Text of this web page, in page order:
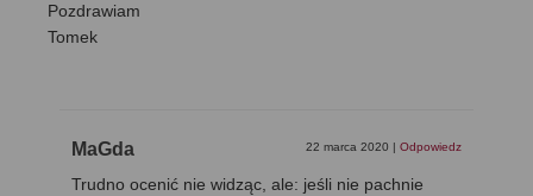
Pozdrawiam
Tomek
MaGda 22 marca 2020 | Odpowiedz
Trudno ocenić nie widząc, ale: jeśli nie pachnie